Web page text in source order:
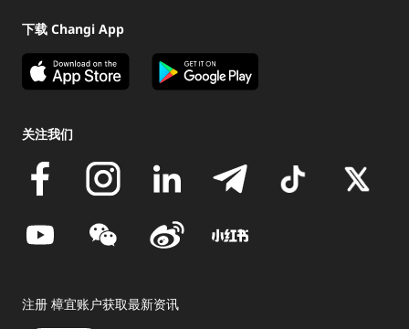
下载 Changi App
关注我们
注册 樟宜账户获取最新资讯